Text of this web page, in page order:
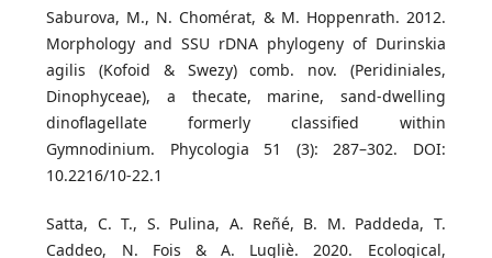
Saburova, M., N. Chomérat, & M. Hoppenrath. 2012.
Morphology and SSU rDNA phylogeny of Durinskia
agilis (Kofoid & Swezy) comb. nov. (Peridiniales,
Dinophyceae), a thecate, marine, sand-dwelling
dinoflagellate formerly classified within
Gymnodinium. Phycologia 51 (3): 287–302. DOI:
10.2216/10-22.1
Satta, C. T., S. Pulina, A. Reñé, B. M. Paddeda, T.
Caddeo, N. Fois & A. Lugliè. 2020. Ecological,